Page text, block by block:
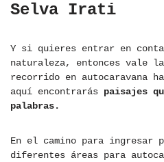
Selva Irati
Y si quieres entrar en
naturaleza, entonces vale
recorrido en autocaravana
aquí encontrarás paisajes
palabras.
En el camino para ingresar
diferentes áreas para